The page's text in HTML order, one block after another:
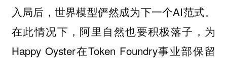
入局后，世界模型俨然成为下一个AI范式。
在此情况下，阿里自然也要积极落子，为
Happy Oyster在Token Foundry事业部保留